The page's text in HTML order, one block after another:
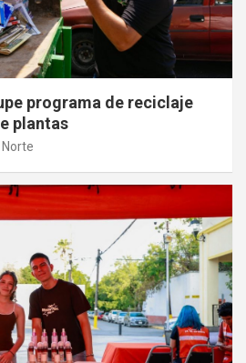
programa de reciclaje
plantas